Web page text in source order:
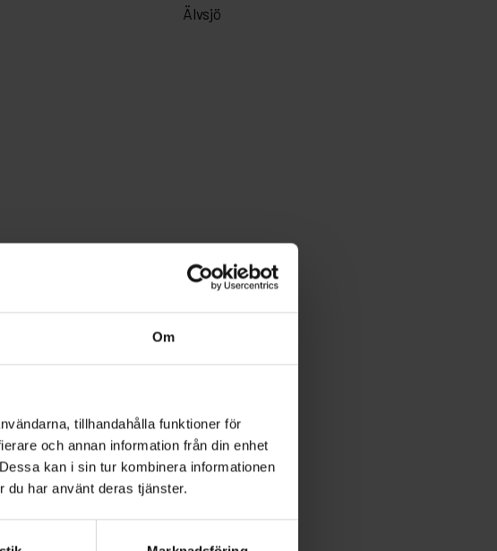
Om
tillhandahålla funktioner för
och annan information från din enhet
kan i sin tur kombinera informationen
du har använt deras tjänster.
Älvsjö